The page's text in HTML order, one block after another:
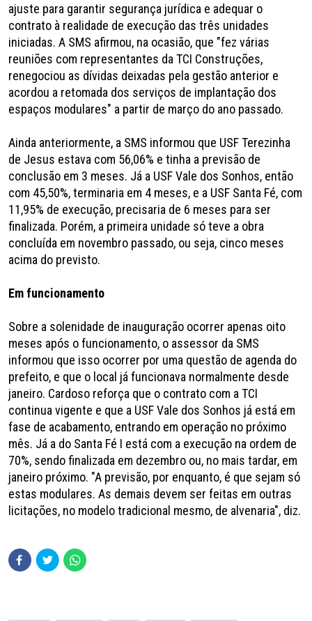
ajuste para garantir segurança jurídica e adequar o
contrato à realidade de execução das três unidades
iniciadas. A SMS afirmou, na ocasião, que "fez várias
reuniões com representantes da TCI Construções,
renegociou as dívidas deixadas pela gestão anterior e
acordou a retomada dos serviços de implantação dos
espaços modulares" a partir de março do ano passado.
Ainda anteriormente, a SMS informou que USF Terezinha
de Jesus estava com 56,06% e tinha a previsão de
conclusão em 3 meses. Já a USF Vale dos Sonhos, então
com 45,50%, terminaria em 4 meses, e a USF Santa Fé, com
11,95% de execução, precisaria de 6 meses para ser
finalizada. Porém, a primeira unidade só teve a obra
concluída em novembro passado, ou seja, cinco meses
acima do previsto.
Em funcionamento
Sobre a solenidade de inauguração ocorrer apenas oito
meses após o funcionamento, o assessor da SMS
informou que isso ocorrer por uma questão de agenda do
prefeito, e que o local já funcionava normalmente desde
janeiro. Cardoso reforça que o contrato com a TCI
continua vigente e que a USF Vale dos Sonhos já está em
fase de acabamento, entrando em operação no próximo
mês. Já a do Santa Fé I está com a execução na ordem de
70%, sendo finalizada em dezembro ou, no mais tardar, em
janeiro próximo. "A previsão, por enquanto, é que sejam só
estas modulares. As demais devem ser feitas em outras
licitações, no modelo tradicional mesmo, de alvenaria", diz.